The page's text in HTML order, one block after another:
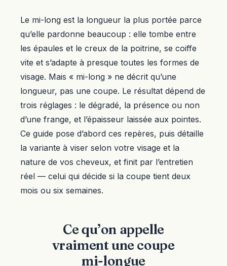
Le mi-long est la longueur la plus portée parce
qu’elle pardonne beaucoup : elle tombe entre
les épaules et le creux de la poitrine, se coiffe
vite et s’adapte à presque toutes les formes de
visage. Mais « mi-long » ne décrit qu’une
longueur, pas une coupe. Le résultat dépend de
trois réglages : le dégradé, la présence ou non
d’une frange, et l’épaisseur laissée aux pointes.
Ce guide pose d’abord ces repères, puis détaille
la variante à viser selon votre visage et la
nature de vos cheveux, et finit par l’entretien
réel — celui qui décide si la coupe tient deux
mois ou six semaines.
Ce qu’on appelle
vraiment une coupe
mi-longue